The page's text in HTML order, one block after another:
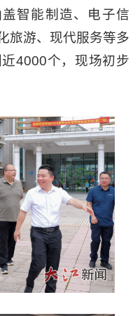
智能制造、电子信
旅游、现代服务等多
4000个，现场初步